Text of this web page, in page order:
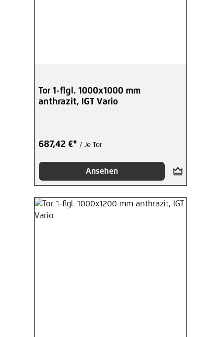
Tor 1-flgl. 1000x1000 mm
anthrazit, IGT Vario
687,42 €* / Je Tor
Ansehen